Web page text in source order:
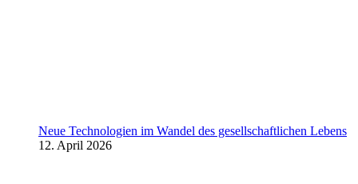
Neue Technologien im Wandel des gesellschaftlichen Lebens
12. April 2026